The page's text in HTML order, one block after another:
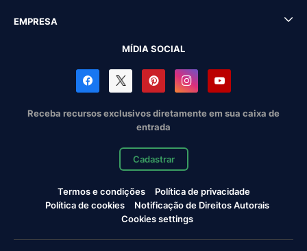
EMPRESA
MÍDIA SOCIAL
Receba recursos exclusivos diretamente em sua caixa de
entrada
Cadastrar
Termos e condições
Política de privacidade
Política de cookies
Notificação de Direitos Autorais
Cookies settings